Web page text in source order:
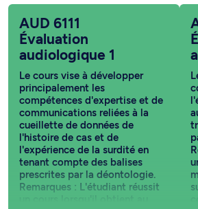
AUD 6111
Évaluation
audiologique 1
Le cours vise à développer
principalement les
compétences d'expertise et de
communications reliées à la
cueillette de données de
l'histoire de cas et de
l'expérience de la surdité en
tenant compte des balises
prescrites par la déontologie.
Remarques : L'étudiant réussit
un cours lorsqu'il obtient au